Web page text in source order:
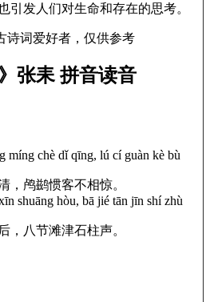
引发人们对生命和存在的思考。
诗词爱好者，仅供参考
张耒 拼音读音
míng chè dǐ qīng, lú cí guàn kè bù
，鸬鹚惯客不相惊。
shuāng hòu, bā jié tān jīn shí zhù
，八节滩津石柱声。